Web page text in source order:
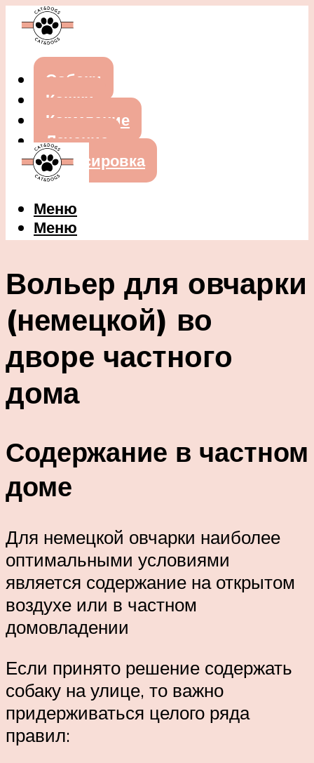
Собаки
Кошки
Кормление
Лечение
Дрессировка
Меню
Меню
Вольер для овчарки
(немецкой) во
дворе частного
дома
Содержание в частном
доме
Для немецкой овчарки наиболее
оптимальными условиями
является содержание на открытом
воздухе или в частном
домовладении
Если принято решение содержать
собаку на улице, то важно
придерживаться целого ряда
правил: